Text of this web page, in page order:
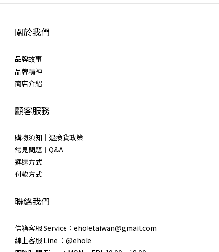
關於我們
品牌故事
品牌精神
商店介紹
顧客服務
購物須知｜退換貨政策
常見問題｜Q&A
運送方式
付款方式
聯絡我們
信箱客服 Service：eholetaiwan@gmail.com
線上客服 Line ：@ehole